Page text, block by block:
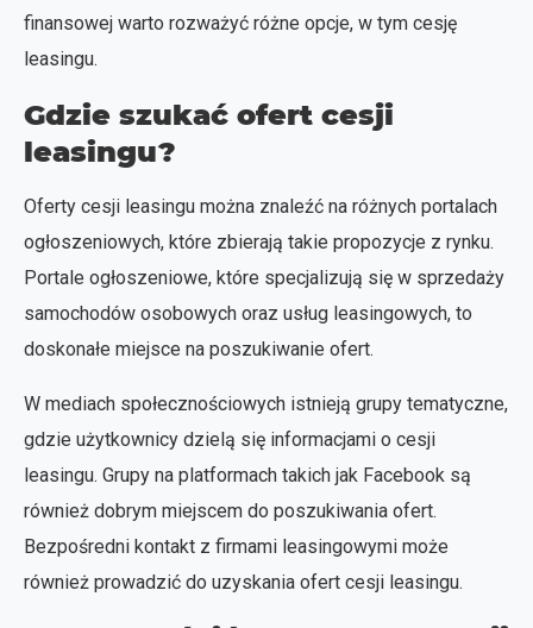
finansowej warto rozważyć różne opcje, w tym cesję
leasingu.
Gdzie szukać ofert cesji
leasingu?
Oferty cesji leasingu można znaleźć na różnych portalach
ogłoszeniowych, które zbierają takie propozycje z rynku.
Portale ogłoszeniowe, które specjalizują się w sprzedaży
samochodów osobowych oraz usług leasingowych, to
doskonałe miejsce na poszukiwanie ofert.
W mediach społecznościowych istnieją grupy tematyczne,
gdzie użytkownicy dzielą się informacjami o cesji
leasingu. Grupy na platformach takich jak Facebook są
również dobrym miejscem do poszukiwania ofert.
Bezpośredni kontakt z firmami leasingowymi może
również prowadzić do uzyskania ofert cesji leasingu.